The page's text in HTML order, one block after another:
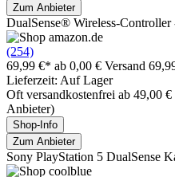
Zum Anbieter
DualSense® Wireless-
(254)
69,99 €* ab 0,00 € Versand
Lieferzeit: Auf Lager
Oft versandkostenfrei ab 49,00
Anbieter)
Shop-Info
Zum Anbieter
Sony PlayStation 5 DualSense